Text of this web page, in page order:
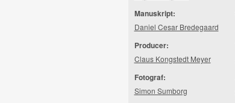
Manuskript:
Daniel Cesar Bredegaard
Producer:
Claus Kongstedt Meyer
Fotograf:
Simon Sumborg